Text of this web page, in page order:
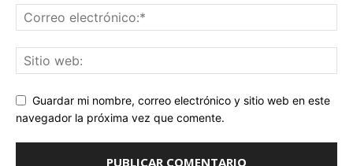
Guardar mi nombre, correo electrónico y sitio web en este
navegador la próxima vez que comente.